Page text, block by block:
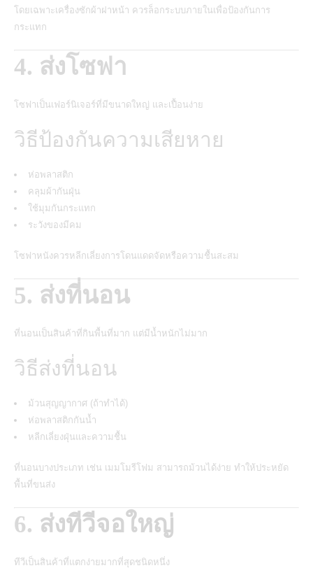
โดยเฉพาะเครื่องซักผ้าฝาหน้า ควรล็อกระบบภายในเพื่อป้องกันการ
กระแทก
4. ส่งโซฟา
โซฟาเป็นเฟอร์นิเจอร์ที่มีขนาดใหญ่ และเปื้อนง่าย
วิธีป้องกันความเสียหาย
ห่อพลาสติก
คลุมผ้ากันฝุ่น
ใช้มุมกันกระแทก
ระวังของมีคม
โซฟาหนังควรหลีกเลี่ยงการโดนแดดจัดหรือความชื้นสะสม
5. ส่งที่นอน
ที่นอนเป็นสินค้าที่กินพื้นที่มาก แต่มีน้ำหนักไม่มาก
วิธีส่งที่นอน
ม้วนสุญญากาศ (ถ้าทำได้)
ห่อพลาสติกกันน้ำ
หลีกเลี่ยงฝุ่นและความชื้น
ที่นอนบางประเภท เช่น เมมโมรีโฟม สามารถม้วนได้ง่าย ทำให้ประหยัด
พื้นที่ขนส่ง
6. ส่งทีวีจอใหญ่
ทีวีเป็นสินค้าที่แตกง่ายมากที่สุดชนิดหนึ่ง